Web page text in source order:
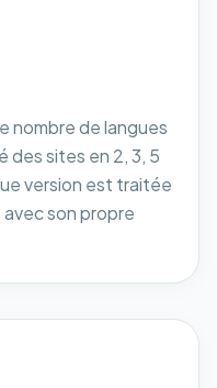
nombre de langues
des sites en 2, 3, 5
version est traitée
son propre